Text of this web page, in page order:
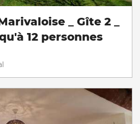
_ Gîte 2 _
12 personnes